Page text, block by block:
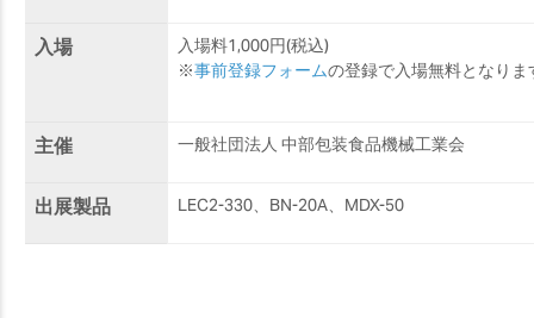
入場
入場料1,000円(税込)
※事前登録フォームの登録で入場無料となりま
主催 一般社団法人 中部包装食品機械工業会
出展製品 LEC2-330、BN-20A、MDX-50